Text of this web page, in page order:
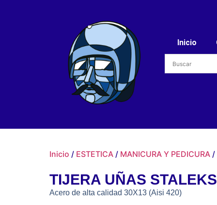
Inicio
Inicio / ESTETICA / MANICURA Y PEDICURA /
TIJERA UÑAS
Acero de alta calidad 30X13 (Aisi 420)